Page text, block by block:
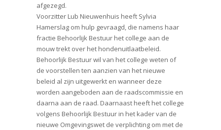
afgezegd.
Voorzitter Lub Nieuwenhuis heeft Sylvia
Hamerslag om hulp gevraagd, die namens haar
fractie Behoorlijk Bestuur het college aan de
mouw trekt over het hondenuitlaatbeleid.
Behoorlijk Bestuur wil van het college weten of
de voorstellen ten aanzien van het nieuwe
beleid al zijn uitgewerkt en wanneer deze
worden aangeboden aan de raadscommissie en
daarna aan de raad. Daarnaast heeft het college
volgens Behoorlijk Bestuur in het kader van de
nieuwe Omgevingswet de verplichting om met de